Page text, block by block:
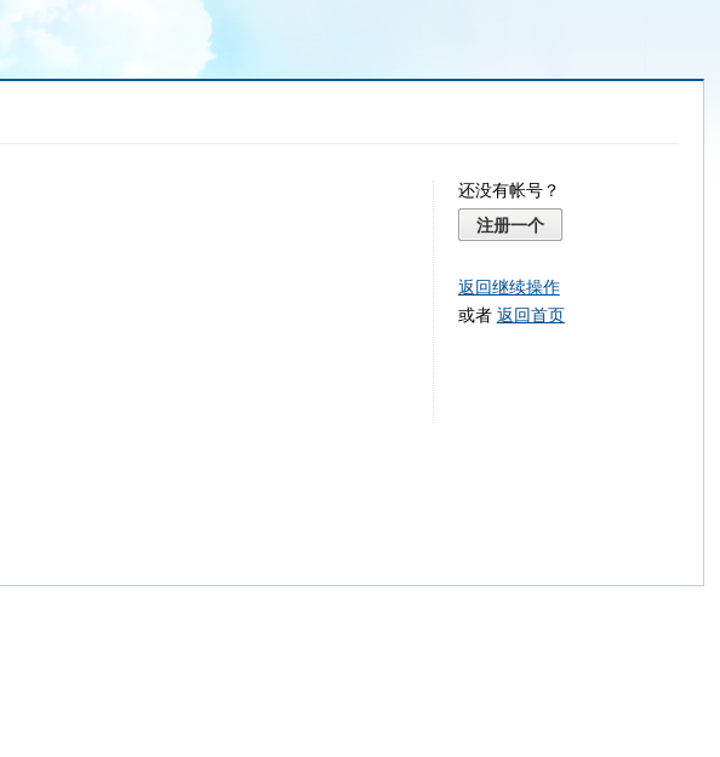
还没有帐号？
注册一个
返回继续操作
或者 返回首页